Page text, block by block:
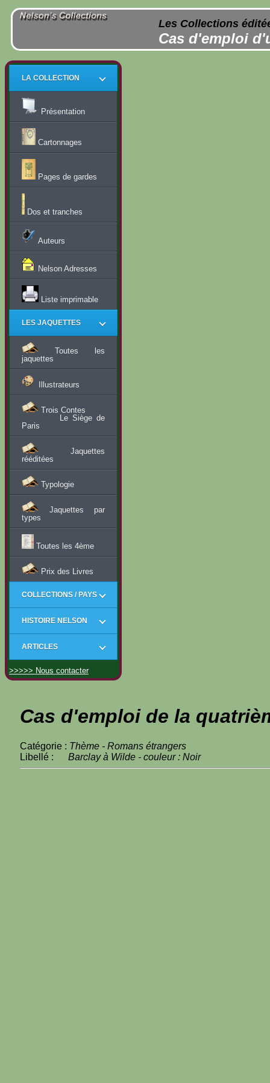
Les Collections
Cas d'emploi
LA COLLECTION
Présentation
Cartonnages
Pages de gardes
Dos et tranches
Auteurs
Nelson Adresses
Liste imprimable
LES JAQUETTES
Toutes les
jaquettes
Illustrateurs
Trois Contes
Le Siège de
Paris
Jaquettes
rééditées
Typologie
Jaquettes par
types
Toutes les 4ème
Prix des Livres
COLLECTIONS / PAYS
HISTOIRE NELSON
ARTICLES
>>>>> Nous contacter
Cas d'emploi de la
Catégorie : Thème - Romans étrangers
Libellé : Barclay à Wilde - couleur : Noir